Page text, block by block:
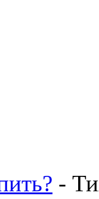
-